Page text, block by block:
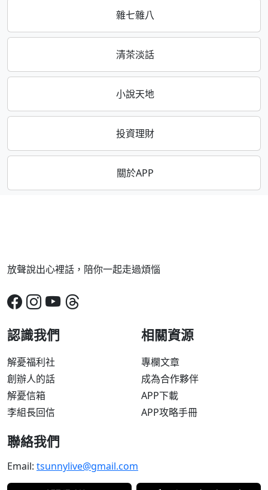
雜七雜八
清茶淡話
小說天地
投資理財
關於APP
放聲說出心裡話，陪你一起走過煩惱
認識我們
解憂福利社
創辦人的話
解憂信箱
李組長回信
相關資源
專欄文章
成為合作夥伴
APP下載
APP攻略手冊
聯絡我們
Email: tsunnylive@gmail.com